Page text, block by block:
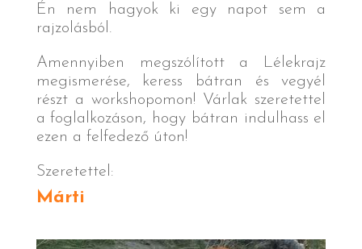
Én nem hagyok ki egy napot sem a
rajzolásból.
Amennyiben megszólított a Lélekrajz
megismerése, keress bátran és vegyél
részt a workshopomon! Várlak szeretettel
a foglalkozáson, hogy bátran indulhass el
ezen a felfedező úton!
Szeretettel:
Márti